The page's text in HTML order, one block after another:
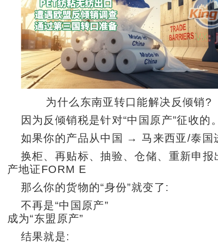
为什么东南亚转口能解决反倾销?
因为反倾销税是针对“中国原产”征收的
如果你的产品从中国 → 马来西亚/泰国
换柜、再贴标、抽验、仓储、重新申报
产地证FORM E
那么你的货物的“身份”就变了:
不再是“中国原产”
成为“东盟原产”
结果就是: